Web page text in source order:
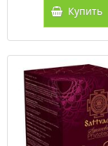
Купить